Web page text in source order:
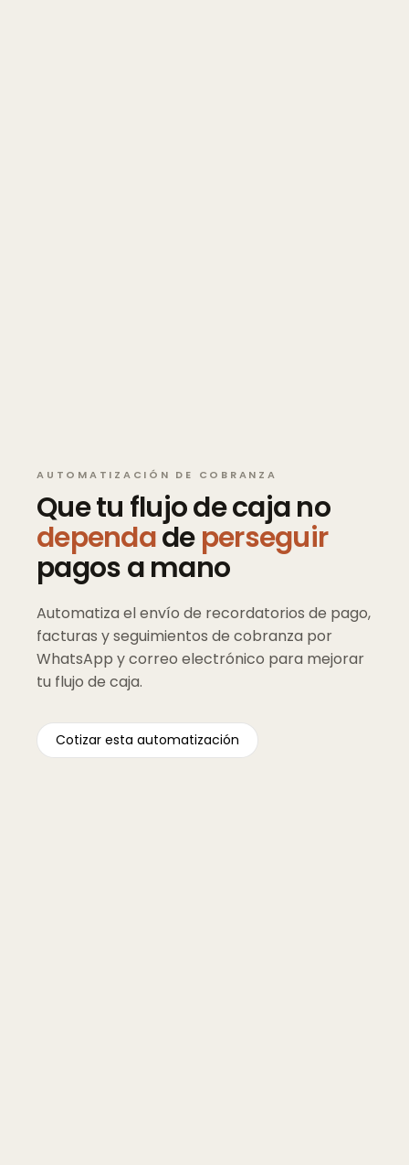
AUTOMATIZACIÓN DE COBRANZA
Quetu flujodecajano
dependade perseguir
pagosamano
Automatiza el envío de recordatorios de pago,
facturas y seguimientos de cobranza por
WhatsApp y correo electrónico para mejorar
tu flujo de caja.
Cotizar esta automatización